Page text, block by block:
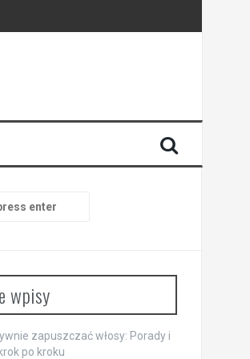
wpisy
zapuszczać włosy: Porady i
po kroku